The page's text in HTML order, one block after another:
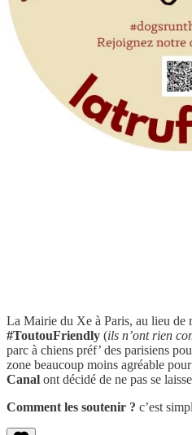
La Mairie du Xe à Paris, au lieu de
#ToutouFriendly (ils n’ont rien
parc à chiens préf’ des parisiens
zone beaucoup moins agréable
Canal ont décidé de ne pas se
Comment les soutenir ? c’est